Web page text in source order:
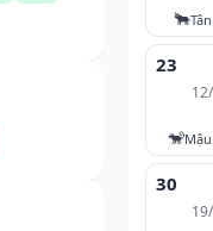
🐂
23
🐒
30